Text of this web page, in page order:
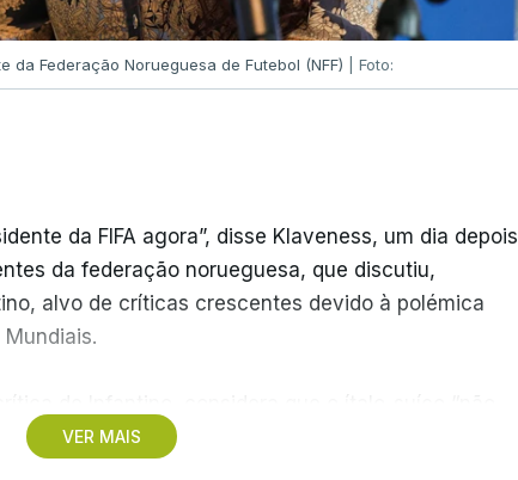
da Federação Norueguesa de Futebol (NFF) | Foto:
VER MAIS
da FIFA agora”, disse Klaveness, um dia depois
da federação norueguesa, que discutiu,
alvo de críticas crescentes devido à polémica
para liderar a FIFA de forma estável no